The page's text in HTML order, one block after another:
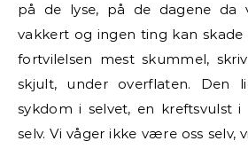
på de lyse, på de dagene
vakkert og ingen ting kan
fortvilelsen mest skummel,
skjult, under overflaten. Den
sykdom i selvet, en kreftsvulst
selv. Vi våger ikke være oss selv,